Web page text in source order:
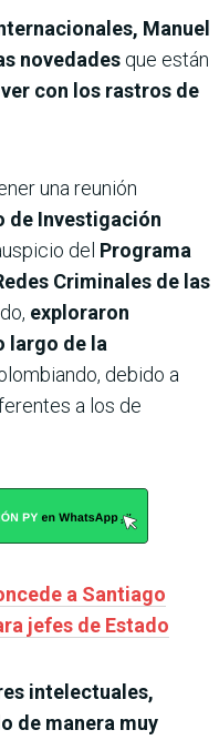
Manuel
novedades que están
con los rastros de
una reunión
de Investigación
del Programa
Criminales de las
exploraron
largo de la
debido a
a los de
a Santiago
jefes de Estado
intelectuales,
de manera muy